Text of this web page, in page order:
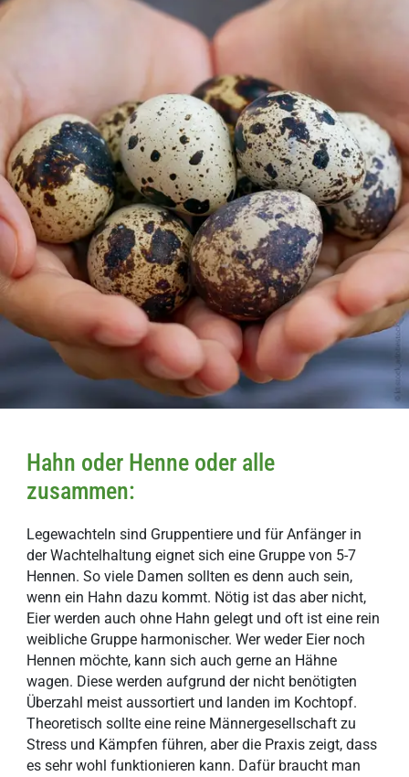
Hahn oder Henne oder alle
zusammen:
Legewachteln sind Gruppentiere und für Anfänger in
der Wachtelhaltung eignet sich eine Gruppe von 5-7
Hennen. So viele Damen sollten es denn auch sein,
wenn ein Hahn dazu kommt. Nötig ist das aber nicht,
Eier werden auch ohne Hahn gelegt und oft ist eine rein
weibliche Gruppe harmonischer. Wer weder Eier noch
Hennen möchte, kann sich auch gerne an Hähne
wagen. Diese werden aufgrund der nicht benötigten
Überzahl meist aussortiert und landen im Kochtopf.
Theoretisch sollte eine reine Männergesellschaft zu
Stress und Kämpfen führen, aber die Praxis zeigt, dass
es sehr wohl funktionieren kann. Dafür braucht man